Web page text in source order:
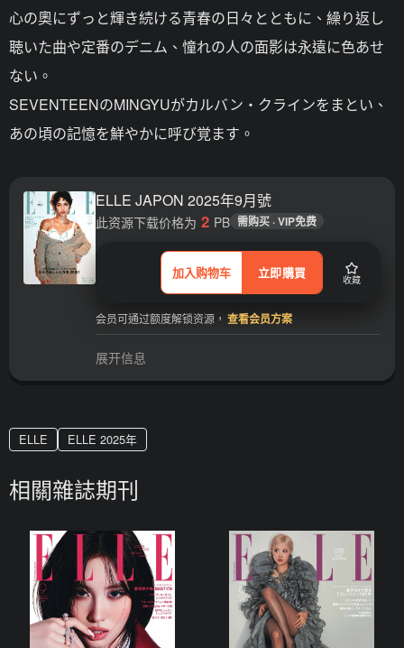
心の奧にずっと輝き続ける青春の日々とともに、繰り返し
聴いた曲や定番のデニム、憧れの人の面影は永遠に色あせ
ない。
SEVENTEENのMINGYUがカルバン・クラインをまとい、
あの頃の記憶を鮮やかに呼び覚ます。
ELLE JAPON 2025年9月號
加入购物车 立即購買 收藏
此资源下载价格为 2 PB 需购买 · VIP免费
会员可通过额度解锁资源， 查看会员方案
展开信息
ELLE ELLE 2025年
相關雜誌期刊